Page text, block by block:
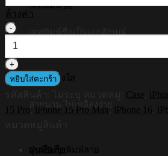
เคสพิมพ์ชื่อ
เคสซัมซุงใส
สวยนาน ไม่เหลืองง่าย
เคสซัมซุงพิมพ์ลาย
ล้างค่า
SHIELD
เคส
ใส
กระแทก
Space
หยิบใส่ตะกร้า
Case
15 Pro
iPhone 15 Pro Max iPhone 16
รุ่นมือถือ